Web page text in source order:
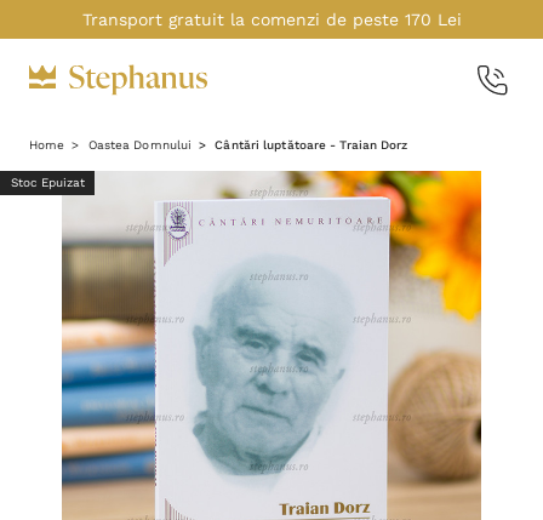
Transport gratuit la comenzi de peste 170 Lei
Home Oastea Domnului Cântări luptătoare - Traian Dorz
Stoc Epuizat